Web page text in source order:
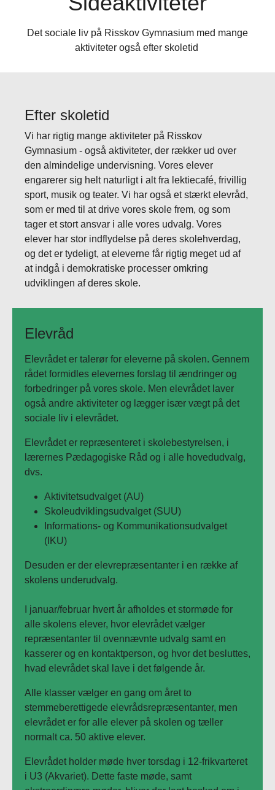
Det sociale liv på Risskov Gymnasium med mange
aktiviteter også efter skoletid
Efter skoletid
Vi har rigtig mange aktiviteter på Risskov
Gymnasium - også aktiviteter, der rækker ud over
den almindelige undervisning. Vores elever
engarerer sig helt naturligt i alt fra lektiecafé, frivillig
sport, musik og teater. Vi har også et stærkt elevråd,
som er med til at drive vores skole frem, og som
tager et stort ansvar i alle vores udvalg. Vores
elever har stor indflydelse på deres skolehverdag,
og det er tydeligt, at eleverne får rigtig meget ud af
at indgå i demokratiske processer omkring
udviklingen af deres skole.
Elevråd
Elevrådet er talerør for eleverne på skolen. Gennem
rådet formidles elevernes forslag til ændringer og
forbedringer på vores skole. Men elevrådet laver
også andre aktiviteter og lægger især vægt på det
sociale liv i elevrådet.
Elevrådet er repræsenteret i skolebestyrelsen, i
lærernes Pædagogiske Råd og i alle hovedudvalg,
dvs.
Aktivitetsudvalget (AU)
Skoleudviklingsudvalget (SUU)
Informations- og Kommunikationsudvalget
(IKU)
Desuden er der elevrepræsentanter i en række af
skolens underudvalg.
I januar/februar hvert år afholdes et stormøde for
alle skolens elever, hvor elevrådet vælger
repræsentanter til ovennævnte udvalg samt en
kasserer og en kontaktperson, og hvor det besluttes,
hvad elevrådet skal lave i det følgende år.
Alle klasser vælger en gang om året to
stemmeberettigede elevrådsrepræsentanter, men
elevrådet er for alle elever på skolen og tæller
normalt ca. 50 aktive elever.
Elevrådet holder møde hver torsdag i 12-frikvarteret
i U3 (Akvariet). Dette faste møde, samt